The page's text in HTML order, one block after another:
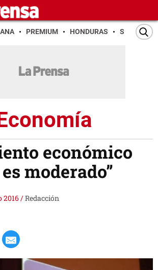
PREMIUM HONDURAS SAN PEDRO
económico
moderado”
2016/Redacción